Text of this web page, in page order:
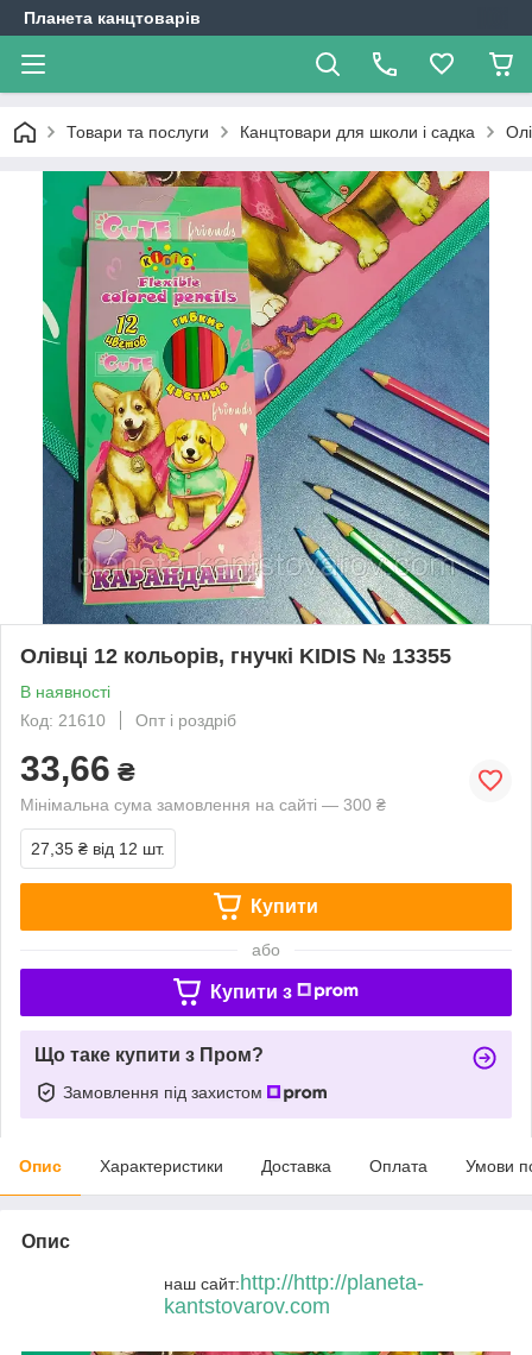
Планета канцтоварів
Товари та послуги Канцтовари для школи і садка
Олівці 12 кольорів, гнучкі KIDIS № 13355
В наявності
Код: 21610
Опт і роздріб
33,66 ₴
Мінімальна сума замовлення на сайті — 300 ₴
27,35 ₴ від 12 шт.
Купити
або
Купити з
Що таке купити з Пром?
Замовлення під захистом
Опис Характеристики Доставка Оплата Умови
Опис
наш сайт:http://http://planeta-
kantstovarov.com